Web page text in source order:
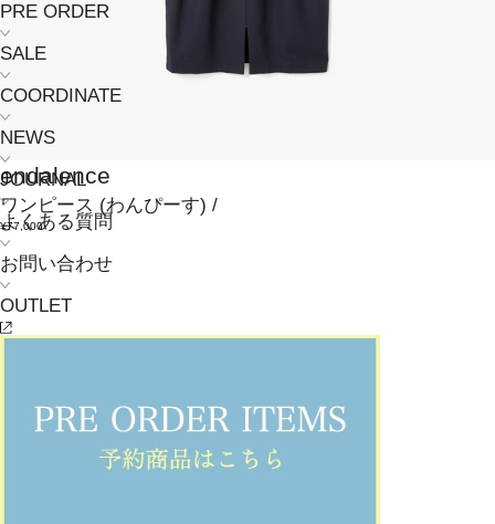
PRE ORDER
SALE
COORDINATE
NEWS
JOURNAL
よくある質問
お問い合わせ
OUTLET
endalence
ワンピース (わんぴーす) /
¥77,000